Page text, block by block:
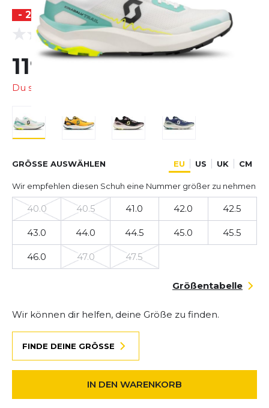
- 25 %
BESTSELLER
0.0 (0 Bewertungen)
119,99 €
Du sparst
GRÖSSE AUSWÄHLEN EU US UK CM
Wir empfehlen diesen Schuh eine Nummer größer zu nehmen
40.0 40.5 41.0 42.0 42.5
43.0 44.0 44.5 45.0 45.5
46.0 47.0 47.5
Größentabelle
Wir können dir helfen, deine Größe zu finden.
FINDE DEINE GRÖSSE
IN DEN WARENKORB